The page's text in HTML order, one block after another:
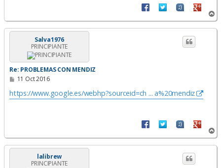
r
r
Salva1976
PRINCIPIANTE
Re: PROBLEMAS CON MENDIZ
M
n
s
11 Oct 2016
https://www.google.es/webhp?sourceid=ch ... a%20mendiz
r
r
lalibrew
PRINCIPIANTE